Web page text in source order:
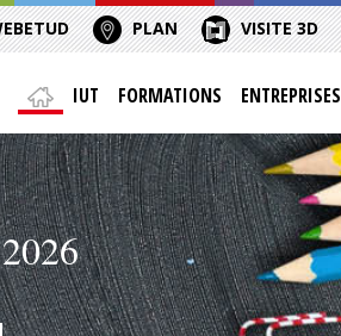
PLAN VISITE 3D
IUT FORMATIONS ENTREPRISES